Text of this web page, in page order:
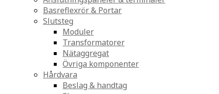
Basreflexrör & Portar
Slutsteg
Moduler
Transformatorer
Nätaggregat
Övriga komponenter
Hårdvara
Beslag & handtag